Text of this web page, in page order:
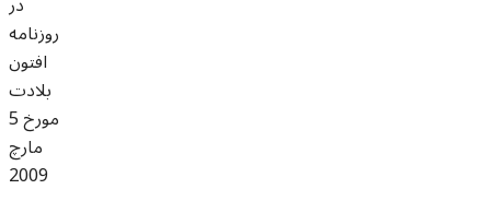
روزنامه
افتون
بلادت
مورخ 5
مارچ
2009